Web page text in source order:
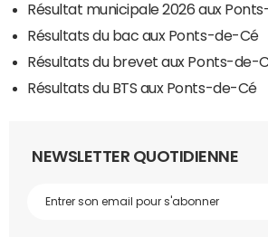
Résultat municipale 2026 aux
Résultats du bac aux Ponts-de-Cé
Résultats du brevet aux Ponts-de-
Résultats du BTS aux Ponts-de-Cé
NEWSLETTER QUOTIDIENNE